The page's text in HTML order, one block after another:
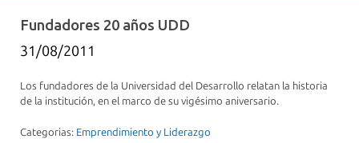
Fundadores 20 años UDD
31/08/2011
Los fundadores de la Universidad del Desarrollo relatan la historia
de la institución, en el marco de su vigésimo aniversario.
Categorias: Emprendimiento y Liderazgo